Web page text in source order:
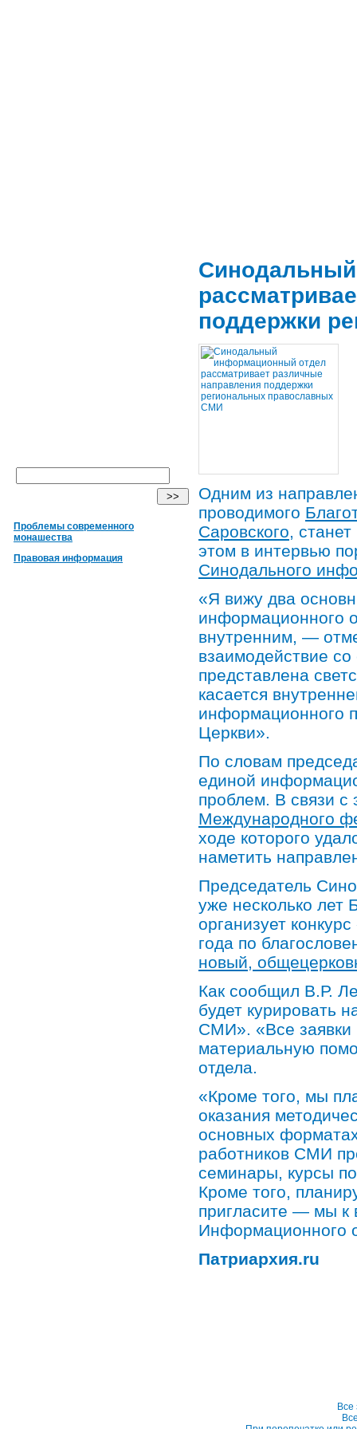
Проблемы современного
монашества
Правовая информация
поддержки
Одним из
проводимого
Саровского,
этом в интервью
Синодального
«Я вижу два
информационного
внутренним, —
взаимодействие
представлена
касается
информационного
Церкви».
По словам
единой
проблем. В связи с
Международного
ходе которого
наметить
Председатель
уже несколько лет
организует
года по
новый,
Как сообщил В.Р.
будет курировать
СМИ». «Все заявки
материальную
отдела.
«Кроме того, мы
оказания
основных
работников СМИ
семинары, курсы
Кроме того,
пригласите — мы к
Информационного
Патриархия.ru